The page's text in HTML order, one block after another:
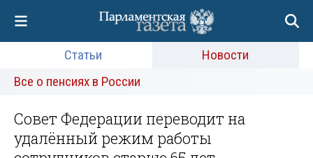
Статьи
Новости
Все о пенсиях в России
Совет Федерации переводит на
удалённый режим работы